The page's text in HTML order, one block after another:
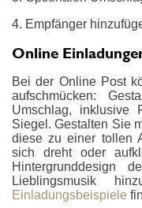
4. Empfänger
Online
Bei der Online Post
aufschmücken:
Umschlag, inklusive
Siegel. Gestalten Sie
diese zu einer tollen
sich dreht oder
Hintergrunddesign
Lieblingsmusik
Einladungsbeispiele